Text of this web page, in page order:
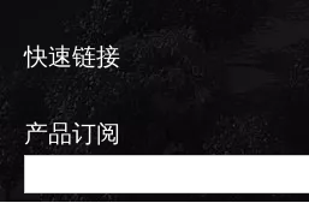
快速链接
产品订阅